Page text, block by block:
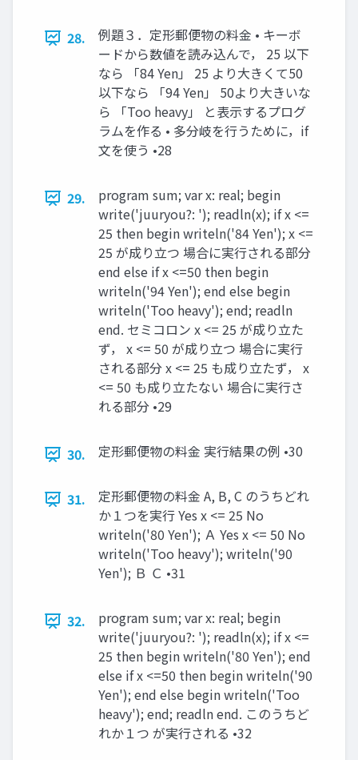
28.
例題３．定形郵便物の料金 • キーボ
ードから数値を読み込んで， 25 以下
なら 「84 Yen」 25 より大きくて50
以下なら 「94 Yen」 50より大きいな
ら 「Too heavy」 と表示するプログ
ラムを作る • 多分岐を行うために，if
文を使う •28
29.
program sum; var x: real; begin
write('juuryou?: '); readln(x); if x <=
25 then begin writeln('84 Yen'); x <=
25 が成り立つ 場合に実行される部分
end else if x <=50 then begin
writeln('94 Yen'); end else begin
writeln('Too heavy'); end; readln
end. セミコロン x <= 25 が成り立た
ず， x <= 50 が成り立つ 場合に実行
される部分 x <= 25 も成り立たず， x
<= 50 も成り立たない 場合に実行さ
れる部分 •29
30. 定形郵便物の料金 実行結果の例 •30
31.
定形郵便物の料金 A, B, C のうちどれ
か１つを実行 Yes x <= 25 No
writeln('80 Yen'); Ａ Yes x <= 50 No
writeln('Too heavy'); writeln('90
Yen'); Ｂ Ｃ •31
32.
program sum; var x: real; begin
write('juuryou?: '); readln(x); if x <=
25 then begin writeln('80 Yen'); end
else if x <=50 then begin writeln('90
Yen'); end else begin writeln('Too
heavy'); end; readln end. このうちど
れか１つ が実行される •32